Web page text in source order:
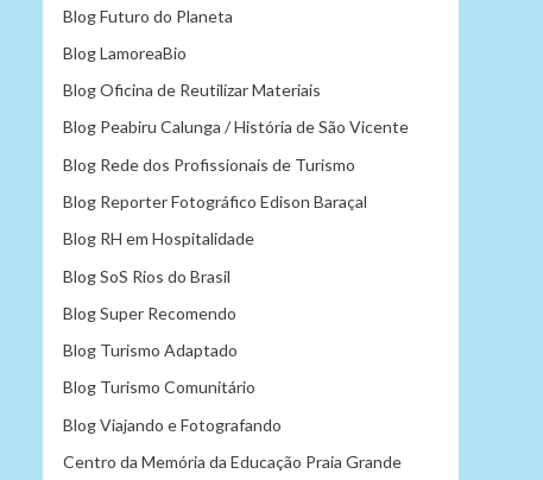
Blog Futuro do Planeta
Blog LamoreaBio
Blog Oficina de Reutilizar Materiais
Blog Peabiru Calunga / História de São Vicente
Blog Rede dos Profissionais de Turismo
Blog Reporter Fotográfico Edison Baraçal
Blog RH em Hospitalidade
Blog SoS Rios do Brasil
Blog Super Recomendo
Blog Turismo Adaptado
Blog Turismo Comunitário
Blog Viajando e Fotografando
Centro da Memória da Educação Praia Grande